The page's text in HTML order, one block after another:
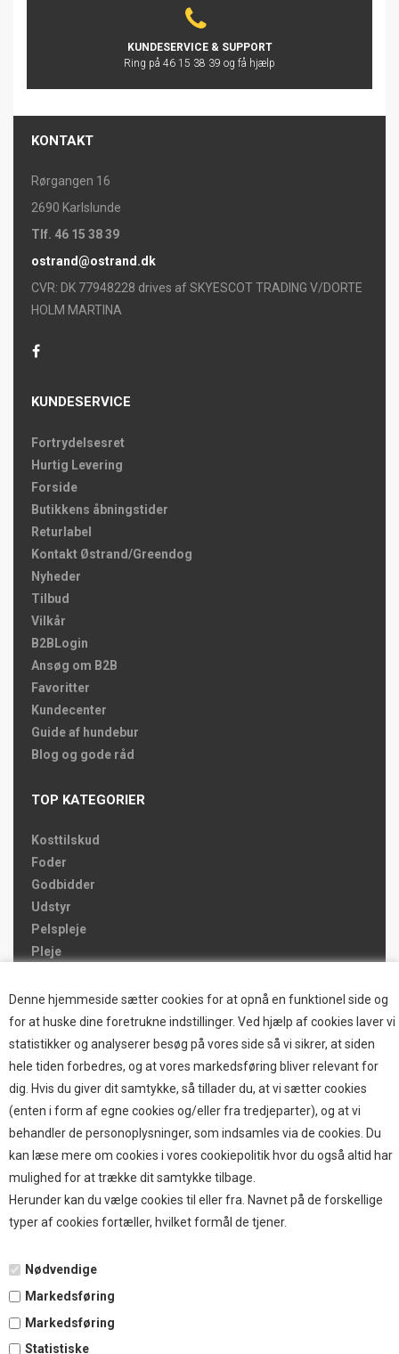
Denne hjemmeside sætter cookies for at opnå en funktionel side og
for at huske dine foretrukne indstillinger. Ved hjælp af cookies laver vi
statistikker og analyserer besøg på vores side så vi sikrer, at siden
hele tiden forbedres, og at vores markedsføring bliver relevant for
dig. Hvis du giver dit samtykke, så tillader du, at vi sætter cookies
(enten i form af egne cookies og/eller fra tredjeparter), og at vi
behandler de personoplysninger, som indsamles via de cookies. Du
kan læse mere om cookies i vores cookiepolitik hvor du også altid har
mulighed for at trække dit samtykke tilbage.
Herunder kan du vælge cookies til eller fra. Navnet på de forskellige
typer af cookies fortæller, hvilket formål de tjener.
Nødvendige
Markedsføring
Markedsføring
Statistiske
KUNDESERVICE & SUPPORT
Ring på 46 15 38 39 og få hjælp
KONTAKT
Rørgangen 16
2690 Karlslunde
Tlf. 46 15 38 39
ostrand@ostrand.dk
CVR: DK 77948228 drives af SKYESCOT TRADING V/DORTE
HOLM MARTINA
KUNDESERVICE
Fortrydelsesret
Hurtig Levering
Forside
Butikkens åbningstider
Returlabel
Kontakt Østrand/Greendog
Nyheder
Tilbud
Vilkår
B2BLogin
Ansøg om B2B
Favoritter
Kundecenter
Guide af hundebur
Blog og gode råd
TOP KATEGORIER
Kosttilskud
Foder
Godbidder
Udstyr
Pelspleje
Pleje
Brands
TOP BRANDS
HOKAMIX
HVALPESTART RAIZUP
Thule hundbure
GRAU
STARMARK
VARIOCAGE-MIMSAFE
TILMELD NYHEDSBREV